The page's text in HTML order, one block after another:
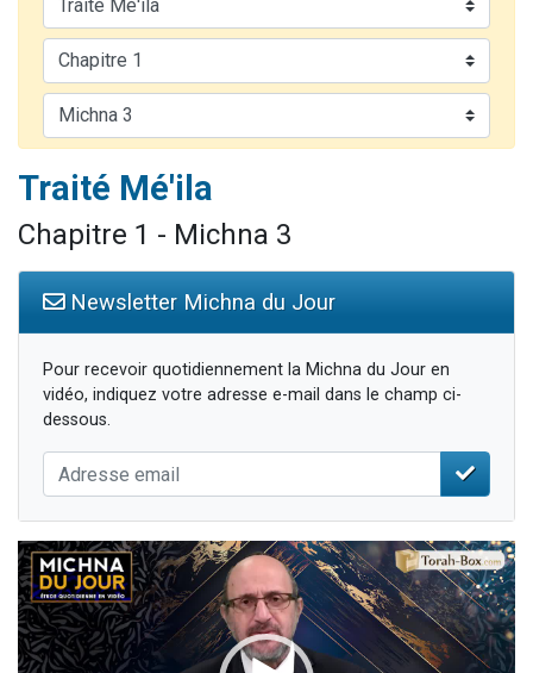
3 personnes viennent de nous rejoindre sur WhatsApp
11 personnes viennent de demander une bénédiction
Il reste 49 places pour étudier en groupe sur Zoom
Traité Mé'ila
Chapitre 1 - Michna 3
Newsletter Michna du Jour
Pour recevoir quotidiennement la Michna du Jour en
vidéo, indiquez votre adresse e-mail dans le champ ci-
dessous.